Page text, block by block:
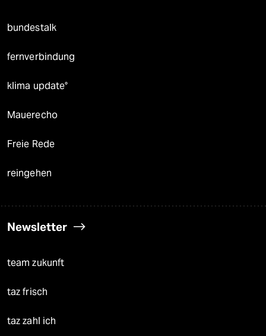
bundestalk
fernverbindung
klima update°
Mauerecho
Freie Rede
reingehen
Newsletter
team zukunft
taz frisch
taz zahl ich